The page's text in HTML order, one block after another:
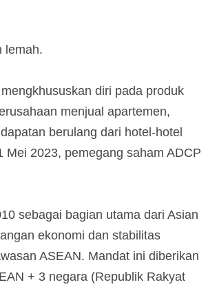
lemah.
diri pada produk
menjual apartemen,
berulang dari hotel-hotel
2023, pemegang saham ADCP
sebagai bagian utama dari Asian
ekonomi dan stabilitas
ASEAN. Mandat ini diberikan
+ 3 negara (Republik Rakyat